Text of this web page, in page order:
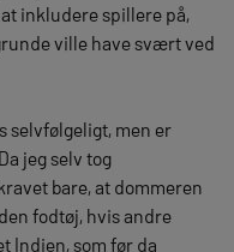
inkludere spillere på,
ville have svært ved
selvfølgeligt, men er
jeg selv tog
bare, at dommeren
fodtøj, hvis andre
Indien, som før da